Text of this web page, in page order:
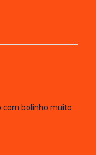
com bolinho muito